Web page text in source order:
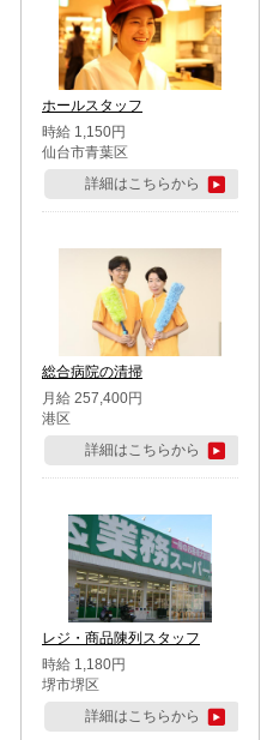
ホールスタッフ
時給 1,150円
仙台市青葉区
詳細はこちらから
総合病院の清掃
月給 257,400円
港区
詳細はこちらから
レジ・商品陳列スタッフ
時給 1,180円
堺市堺区
詳細はこちらから